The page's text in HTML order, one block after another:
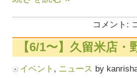
コメント:
【6/1〜】久留米店
イベント , ニュース by